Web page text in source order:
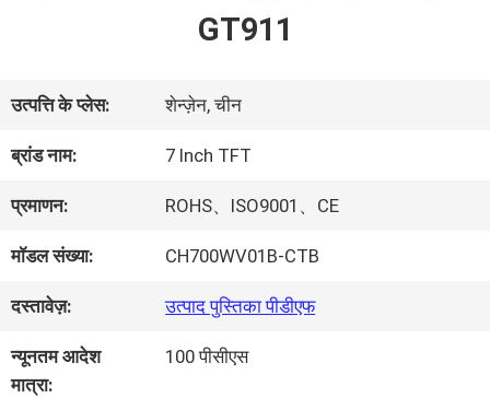
हमारे
बारे
में
कारखाने
का
दौरा
GT911
उत्पत्ति के प्लेस: शेन्ज़ेन, चीन
ब्रांड नाम: 7 Inch TFT
प्रमाणन: ROHS、ISO9001、CE
मॉडल संख्या: CH700WV01B-CTB
दस्तावेज़: उत्पाद पुस्तिका पीडीएफ
न्यूनतम आदेश
मात्रा:
100 पीसीएस